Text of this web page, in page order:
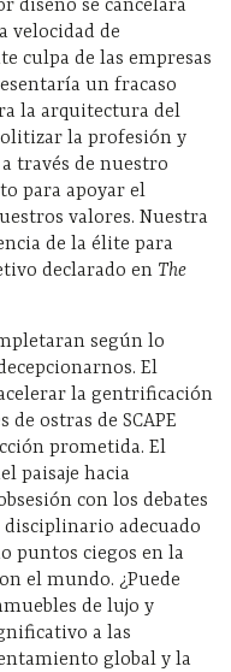
diseño se cancelara
velocidad de
culpa de las empresas
un fracaso
la arquitectura del
la profesión y
través de nuestro
para apoyar el
valores. Nuestra
de la élite para
declarado en The
según lo
El
la gentrificación
de ostras de SCAPE
prometida. El
paisaje hacia
con los debates
adecuado
puntos ciegos en la
el mundo. ¿Puede
de lujo y
a las
global y la